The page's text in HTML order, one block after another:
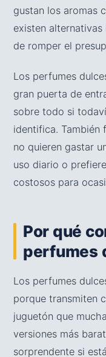
gustan los aromas
existen alternativas
de romper el
Los perfumes
gran puerta de
sobre todo si
identifica. También
no quieren gastar
uso diario o
costosos para
Por qué
perfumes
Los perfumes
porque transmiten
juguetón que
versiones más
sorprendente si